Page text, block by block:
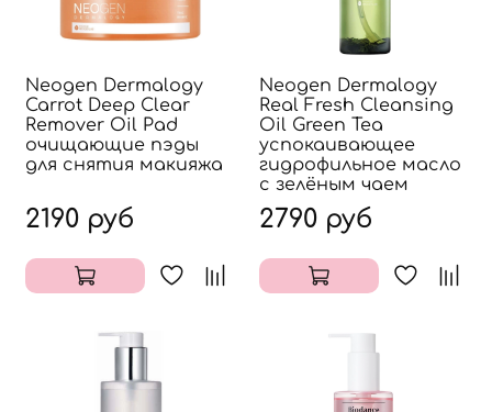
Neogen Dermalogy
Carrot Deep Clear
Remover Oil Pad
очищающие пэды
для снятия макияжа
2190 руб
Neogen Dermalogy
Real Fresh Cleansing
Oil Green Tea
успокаивающее
гидрофильное масло
с зелёным чаем
2790 руб